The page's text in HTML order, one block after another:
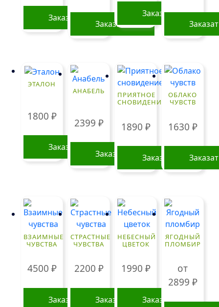
Заказать
Заказать
Заказать
ЭТАЛОН
1800 ₽
Заказать
АНАБЕЛЬ
2399 ₽
Заказать
ПРИЯТНОЕ
СНОВИДЕНИЕ
1890 ₽
Заказать
ОБЛАКО
ЧУВСТВ
1630 ₽
ВЗАИМНЫЕ
ЧУВСТВА
4500 ₽
Заказать
СТРАСТНЫЕ
ЧУВСТВА
2200 ₽
Заказать
НЕБЕСНЫЙ
ЦВЕТОК
1990 ₽
Заказать
ЯГОДНЫЙ
ПЛОМБИР
от
2899 ₽